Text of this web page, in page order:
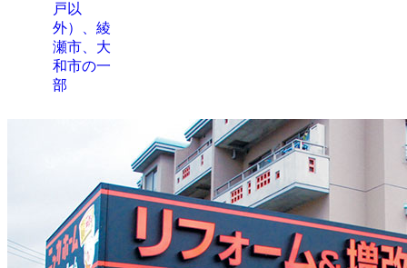
戸以
外）、綾
瀬市、大
和市の一
部